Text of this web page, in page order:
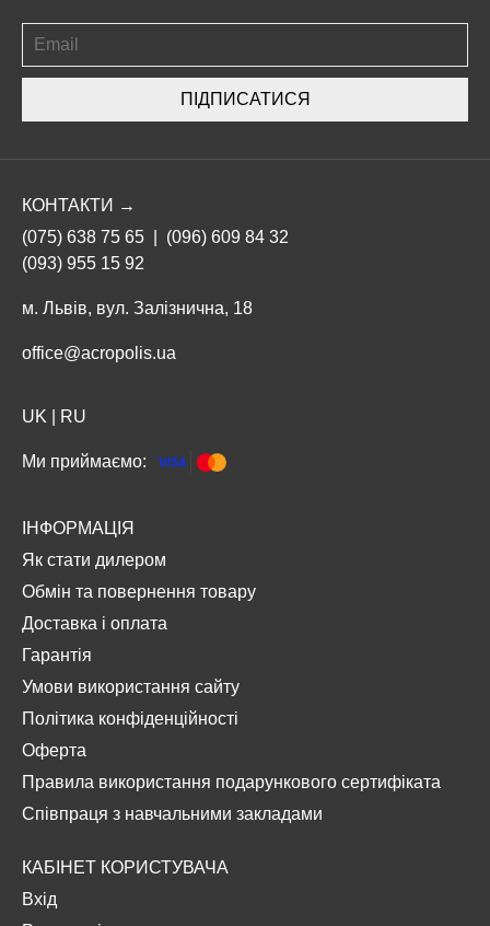
ПІДПИСАТИСЯ
КОНТАКТИ →
(075) 638 75 65
(096) 609 84 32
(093) 955 15 92
м. Львів, вул. Залізнична, 18
office@acropolis.ua
UK RU
Ми приймаємо:
ІНФОРМАЦІЯ
Як стати дилером
Обмін та повернення товару
Доставка і оплата
Гарантія
Умови використання сайту
Політика конфіденційності
Оферта
Правила використання подарункового сертифіката
Співпраця з навчальними закладами
КАБІНЕТ КОРИСТУВАЧА
Вхід